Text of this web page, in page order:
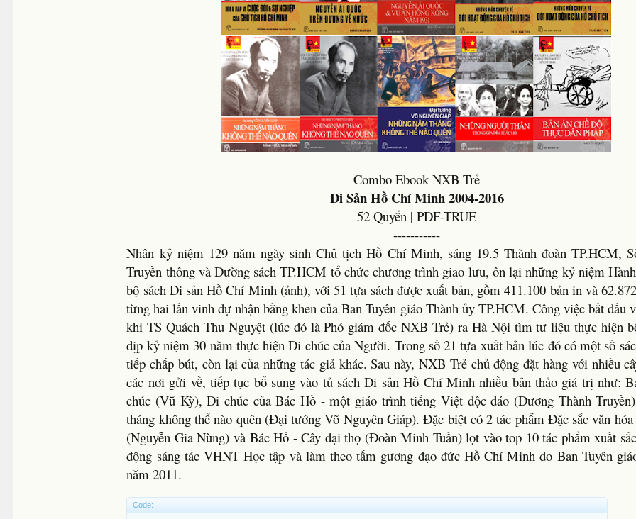
Combo Ebook NXB Trẻ
Di Sản Hồ Chí Minh 2004-2016
52 Quyển | PDF-TRUE
-----------​
Nhân kỷ niệm 129 năm ngày sinh Chủ tịch Hồ Chí Minh, sáng 19.5 Thành đoàn TP.HCM,
Truyền thông và Đường sách TP.HCM tổ chức chương trình giao lưu, ôn lại những kỷ niệm
bộ sách Di sản Hồ Chí Minh (ảnh), với 51 tựa sách được xuất bản, gồm 411.100 bản in và
từng hai lần vinh dự nhận bằng khen của Ban Tuyên giáo Thành ủy TP.HCM. Công việc bắt đầu
khi TS Quách Thu Nguyệt (lúc đó là Phó giám đốc NXB Trẻ) ra Hà Nội tìm tư liệu thực hiện
dịp kỷ niệm 30 năm thực hiện Di chúc của Người. Trong số 21 tựa xuất bản lúc đó có một số
tiếp chấp bút, còn lại của những tác giả khác. Sau này, NXB Trẻ chủ động đặt hàng với nhiều
các nơi gửi về, tiếp tục bổ sung vào tủ sách Di sản Hồ Chí Minh nhiều bản thảo giá trị như:
chúc (Vũ Kỳ), Di chúc của Bác Hồ - một giáo trình tiếng Việt độc đáo (Dương Thành
tháng không thể nào quên (Đại tướng Võ Nguyên Giáp). Đặc biệt có 2 tác phẩm Đặc sắc văn
(Nguyễn Gia Nùng) và Bác Hồ - Cây đại thọ (Đoàn Minh Tuấn) lọt vào top 10 tác phẩm xuất
động sáng tác VHNT Học tập và làm theo tấm gương đạo đức Hồ Chí Minh do Ban Tuyên
năm 2011.
Code: